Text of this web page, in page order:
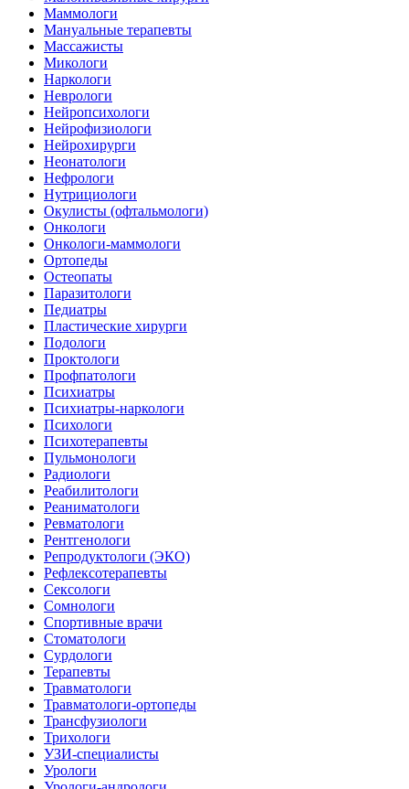
Маммологи
Мануальные терапевты
Массажисты
Микологи
Наркологи
Неврологи
Нейропсихологи
Нейрофизиологи
Нейрохирурги
Неонатологи
Нефрологи
Нутрициологи
Окулисты (офтальмологи)
Онкологи
Онкологи-маммологи
Ортопеды
Остеопаты
Паразитологи
Педиатры
Пластические хирурги
Подологи
Проктологи
Профпатологи
Психиатры
Психиатры-наркологи
Психологи
Психотерапевты
Пульмонологи
Радиологи
Реабилитологи
Реаниматологи
Ревматологи
Рентгенологи
Репродуктологи (ЭКО)
Рефлексотерапевты
Сексологи
Сомнологи
Спортивные врачи
Стоматологи
Сурдологи
Терапевты
Травматологи
Травматологи-ортопеды
Трансфузиологи
Трихологи
УЗИ-специалисты
Урологи